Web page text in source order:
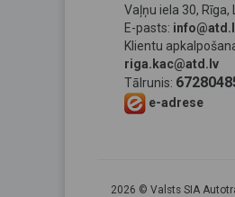
Vaļņu iela 30, Rīga,
E-pasts:
Klientu
riga.kac@atd.lv
Tālrunis:
e-adrese
2026 © Valsts SIA